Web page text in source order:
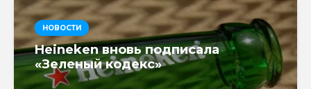
НОВОСТИ
Heineken вновь подписала
«Зеленый кодекс»